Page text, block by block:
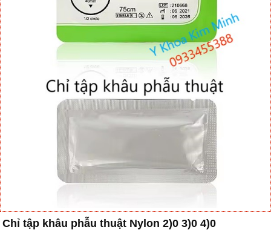
Chỉ tập khâu phẫu thuật Nylon 2)0 3)0 4)0